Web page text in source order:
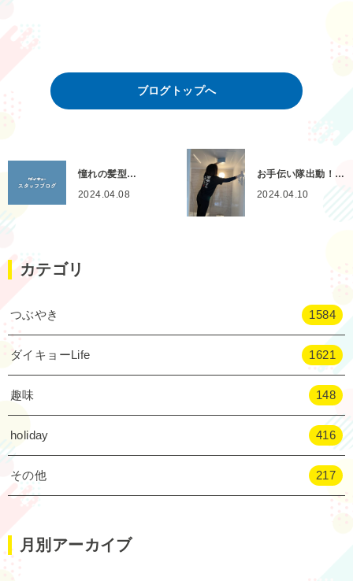
ブログトップへ
憧れの髪型…
2024.04.08
お手伝い隊出動！…
2024.04.10
カテゴリ
つぶやき 1584
ダイキョーLife 1621
趣味 148
holiday 416
その他 217
月別アーカイブ